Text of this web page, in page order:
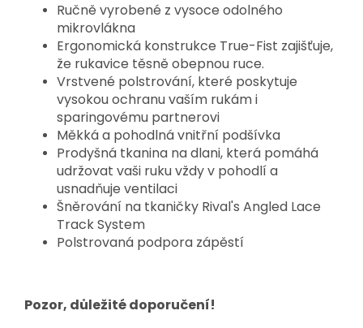
Ručně vyrobené z vysoce odolného
mikrovlákna
Ergonomická konstrukce True-Fist zajišťuje,
že rukavice těsně obepnou ruce.
Vrstvené polstrování, které poskytuje
vysokou ochranu vaším rukám i
sparingovému partnerovi
Měkká a pohodlná vnitřní podšívka
Prodyšná tkanina na dlani, která pomáhá
udržovat vaši ruku vždy v pohodlí a
usnadňuje ventilaci
Šněrování na tkaničky Rival's Angled Lace
Track System
Polstrovaná podpora zápěstí
Pozor, důležité doporučení!